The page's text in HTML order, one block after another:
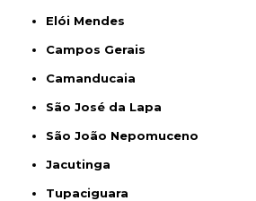
Elói Mendes
Campos Gerais
Camanducaia
São José da Lapa
São João Nepomuceno
Jacutinga
Tupaciguara